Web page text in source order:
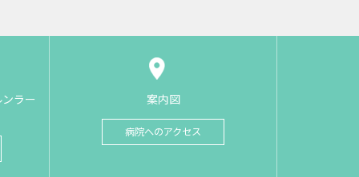
ラー 案内図
病院へのアクセス